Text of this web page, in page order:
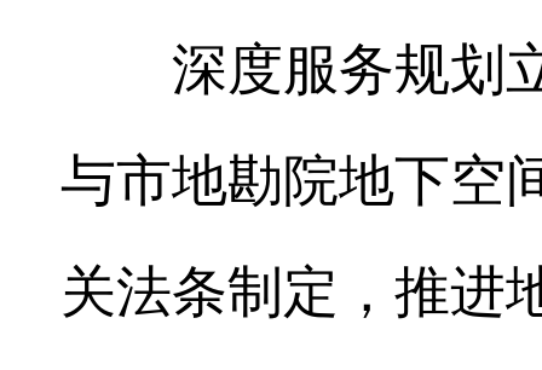
深度服务规划
与市地勘院地下空
关法条制定，推进